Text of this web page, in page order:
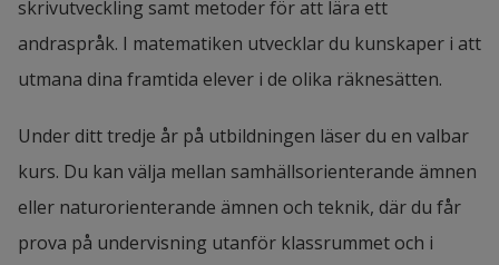
skrivutveckling samt metoder för att lära ett
andraspråk. I matematiken utvecklar du kunskaper i att
utmana dina framtida elever i de olika räknesätten.
Under ditt tredje år på utbildningen läser du en valbar
kurs. Du kan välja mellan samhällsorienterande ämnen
eller naturorienterande ämnen och teknik, där du får
prova på undervisning utanför klassrummet och i